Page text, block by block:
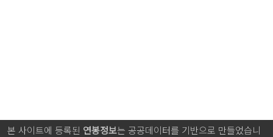
본 사이트에 등록된 연봉정보는 공공데이터를 기반으로 만들었습니